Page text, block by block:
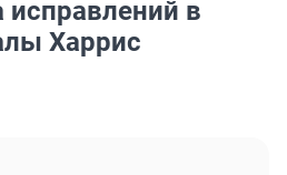
исправлений в
Харрис